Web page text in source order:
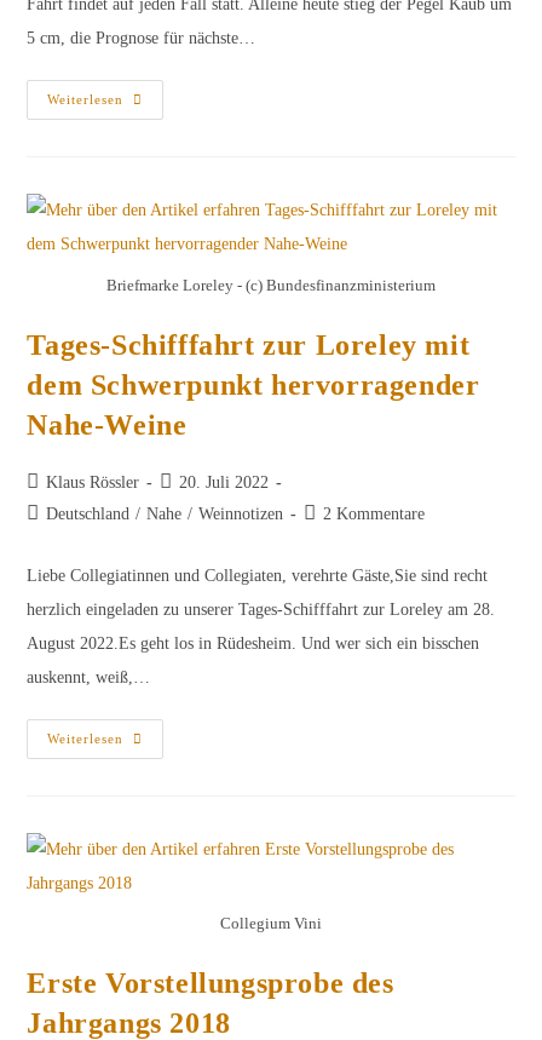
Fahrt findet auf jeden Fall statt. Alleine heute stieg der Pegel Kaub um
5 cm, die Prognose für nächste…
Weiterlesen
Wichtiger
Hinweis:
Weinen
Am
Sonntag,
28.8.
Briefmarke Loreley - (c) Bundesfinanzministerium
Tages-Schifffahrt zur Loreley mit
dem Schwerpunkt hervorragender
Nahe-Weine
Beitrags-
Autor:
Klaus Rössler
Beitrag
veröffentlicht:
20. Juli 2022
Beitrags-
Deutschland / Nahe / Weinnotizen
Beitrags-
2 Kommentare
Liebe Collegiatinnen und Collegiaten, verehrte Gäste,Sie sind recht
herzlich eingeladen zu unserer Tages-Schifffahrt zur Loreley am 28.
August 2022.Es geht los in Rüdesheim. Und wer sich ein bisschen
auskennt, weiß,…
Weiterlesen
Tages-
Schifffahrt
Schwerpunkt
Hervorragender
Nahe-
Weine
Collegium Vini
Erste Vorstellungsprobe des
Jahrgangs 2018